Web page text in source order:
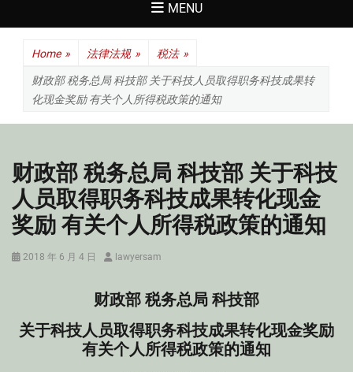
MENU
Home » 法律法规 » 税法 »
财政部 税务总局 科技部 关于科技人员取得职务科技成果转
化现金奖励 有关个人所得税政策的通知
财政部 税务总局 科技部 关于科技
人员取得职务科技成果转化现金
奖励 有关个人所得税政策的通知
Posted
2018 年 6 月 4 日 Authorlawyersam
财政部 税务总局 科技部
关于科技人员取得职务科技成果转化现金奖励
有关个人所得税政策的通知